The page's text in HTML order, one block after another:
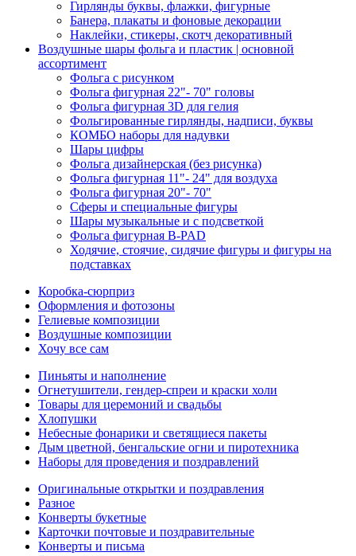
Гирлянды буквы, флажки, фигурные
Банера, плакаты и фоновые декорации
Наклейки, стикеры, скотч декоративный
Воздушные шары фольга и пластик | основной
ассортимент
Фольга с рисунком
Фольга фигурная 22"- 70" головы
Фольга фигурная 3D для гелия
Фольгированные гирлянды, надписи, буквы
КОМБО наборы для надувки
Шары цифры
Фольга дизайнерская (без рисунка)
Фольга фигурная 11"- 24" для воздуха
Фольга фигурная 20"- 70"
Сферы и специальные фигуры
Шары музыкальные и с подсветкой
Фольга фигурная B-PAD
Ходячие, стоячие, сидячие фигуры и фигуры на
подставках
Коробка-сюрприз
Оформления и фотозоны
Гелиевые композиции
Воздушные композиции
Хочу все сам
Пиньяты и наполнение
Огнетушители, гендер-спреи и краски холи
Товары для церемоний и свадьбы
Хлопушки
Небесные фонарики и светящиеся пакеты
Дым цветной, бенгальские огни и пиротехника
Наборы для проведения и поздравлений
Оригинальные открытки и поздравления
Разное
Конверты букетные
Карточки почтовые и поздравительные
Конверты и письма